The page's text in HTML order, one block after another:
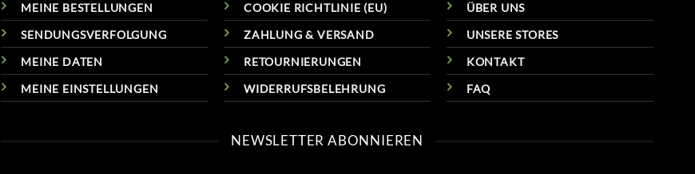
MEINE BESTELLUNGEN
SENDUNGSVERFOLGUNG
MEINE DATEN
MEINE EINSTELLUNGEN
COOKIE RICHTLINIE (EU)
ZAHLUNG & VERSAND
RETOURNIERUNGEN
WIDERRUFSBELEHRUNG
ÜBER UNS
UNSERE STORES
KONTAKT
FAQ
NEWSLETTER ABONNIEREN